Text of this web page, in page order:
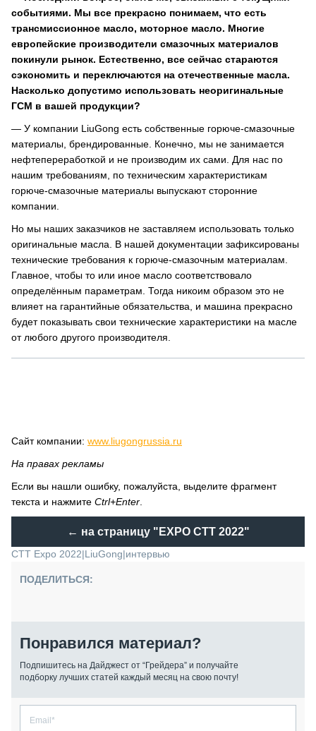
событиями. Мы все прекрасно понимаем, что есть
трансмиссионное масло, моторное масло. Многие
европейские производители смазочных материалов
покинули рынок. Естественно, все сейчас стараются
сэкономить и переключаются на отечественные масла.
Насколько допустимо использовать неоригинальные
ГСМ в вашей продукции?
— У компании LiuGong есть собственные горюче-смазочные
материалы, брендированные. Конечно, мы не занимается
нефтепереработкой и не производим их сами. Для нас по
нашим требованиям, по техническим характеристикам
горюче-смазочные материалы выпускают сторонние
компании.
Но мы наших заказчиков не заставляем использовать только
оригинальные масла. В нашей документации зафиксированы
технические требования к горюче-смазочным материалам.
Главное, чтобы то или иное масло соответствовало
определённым параметрам. Тогда никоим образом это не
влияет на гарантийные обязательства, и машина прекрасно
будет показывать свои технические характеристики на масле
от любого другого производителя.
Сайт компании: www.liugongrussia.ru
На правах рекламы
Если вы нашли ошибку, пожалуйста, выделите фрагмент
текста и нажмите Ctrl+Enter
← на страницу "EXPO CTT 2022"
CTT Expo 2022|LiuGong|интервью
ПОДЕЛИТЬСЯ:
Понравился материал?
Подпишитесь на Дайджест от “Грейдера” и получайте
подборку лучших статей каждый месяц на свою почту!